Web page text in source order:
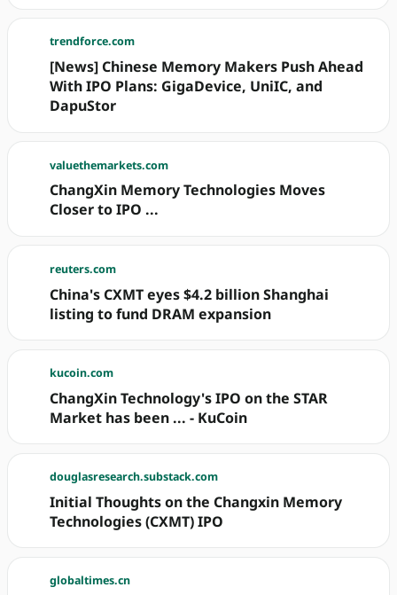
trendforce.com
[News] Chinese Memory Makers Push Ahead
With IPO Plans: GigaDevice, UniIC, and
DapuStor
valuethemarkets.com
ChangXin Memory Technologies Moves
Closer to IPO ...
reuters.com
China's CXMT eyes $4.2 billion Shanghai
listing to fund DRAM expansion
kucoin.com
ChangXin Technology's IPO on the STAR
Market has been ... - KuCoin
douglasresearch.substack.com
Initial Thoughts on the Changxin Memory
Technologies (CXMT) IPO
globaltimes.cn